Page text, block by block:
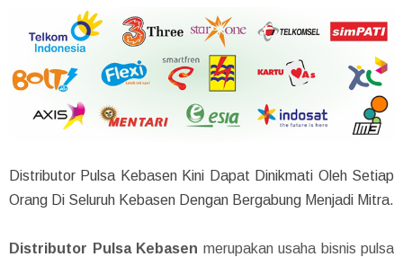
Distributor Pulsa Kebasen Kini Dapat Dinikmati Oleh Setiap
Orang Di Seluruh Kebasen Dengan Bergabung Menjadi Mitra.
Distributor Pulsa Kebasen merupakan usaha bisnis pulsa